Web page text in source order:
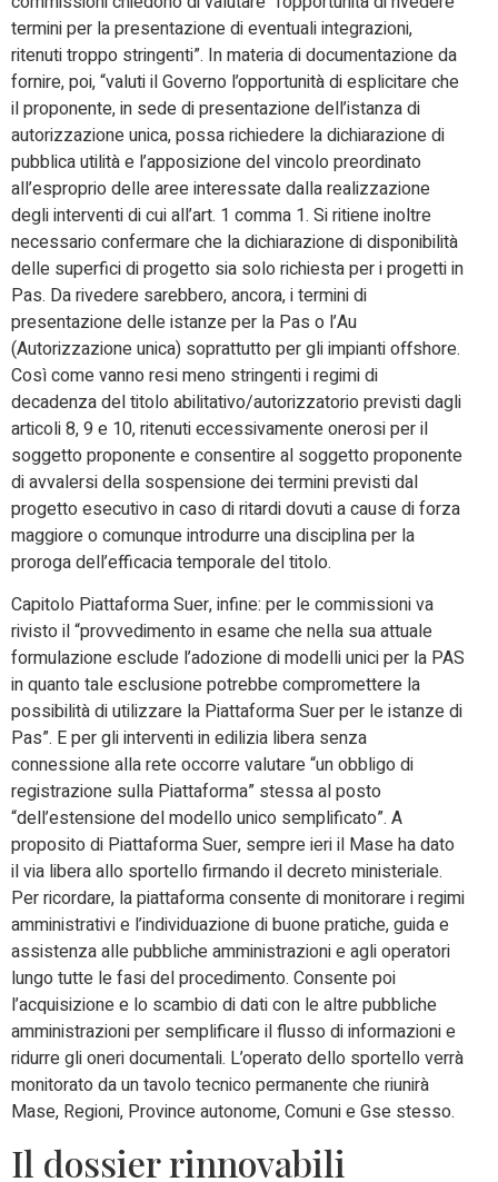
termini per la presentazione di eventuali integrazioni,
ritenuti troppo stringenti”. In materia di documentazione da
fornire, poi, “valuti il Governo l’opportunità di esplicitare che
il proponente, in sede di presentazione dell’istanza di
autorizzazione unica, possa richiedere la dichiarazione di
pubblica utilità e l’apposizione del vincolo preordinato
all’esproprio delle aree interessate dalla realizzazione
degli interventi di cui all’art. 1 comma 1. Si ritiene inoltre
necessario confermare che la dichiarazione di disponibilità
delle superfici di progetto sia solo richiesta per i progetti in
Pas. Da rivedere sarebbero, ancora, i termini di
presentazione delle istanze per la Pas o l’Au
(Autorizzazione unica) soprattutto per gli impianti offshore.
Così come vanno resi meno stringenti i regimi di
decadenza del titolo abilitativo/autorizzatorio previsti dagli
articoli 8, 9 e 10, ritenuti eccessivamente onerosi per il
soggetto proponente e consentire al soggetto proponente
di avvalersi della sospensione dei termini previsti dal
progetto esecutivo in caso di ritardi dovuti a cause di forza
maggiore o comunque introdurre una disciplina per la
proroga dell’efficacia temporale del titolo.
Capitolo Piattaforma Suer, infine: per le commissioni va
rivisto il “provvedimento in esame che nella sua attuale
formulazione esclude l’adozione di modelli unici per la PAS
in quanto tale esclusione potrebbe compromettere la
possibilità di utilizzare la Piattaforma Suer per le istanze di
Pas”. E per gli interventi in edilizia libera senza
connessione alla rete occorre valutare “un obbligo di
registrazione sulla Piattaforma” stessa al posto
“dell’estensione del modello unico semplificato”. A
proposito di Piattaforma Suer, sempre ieri il Mase ha dato
il via libera allo sportello firmando il decreto ministeriale.
Per ricordare, la piattaforma consente di monitorare i regimi
amministrativi e l’individuazione di buone pratiche, guida e
assistenza alle pubbliche amministrazioni e agli operatori
lungo tutte le fasi del procedimento. Consente poi
l’acquisizione e lo scambio di dati con le altre pubbliche
amministrazioni per semplificare il flusso di informazioni e
ridurre gli oneri documentali. L’operato dello sportello verrà
monitorato da un tavolo tecnico permanente che riunirà
Mase, Regioni, Province autonome, Comuni e Gse stesso.
Il dossier rinnovabili